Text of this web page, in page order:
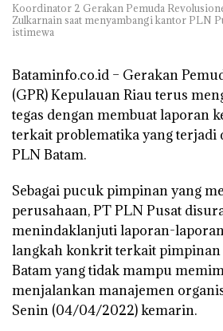
Koordinator 2 Gerakan Pemuda
Zulkarnain saat menyambangi kantor PLN
istimewa
Bataminfo.co.id – Gerakan
(GPR) Kepulauan Riau terus
tegas dengan membuat laporan
terkait problematika yang terjadi
PLN Batam.
Sebagai pucuk pimpinan yang
perusahaan, PT PLN Pusat
menindaklanjuti laporan-
langkah konkrit terkait
Batam yang tidak mampu
menjalankan manajemen
Senin (04/04/2022) kemarin.